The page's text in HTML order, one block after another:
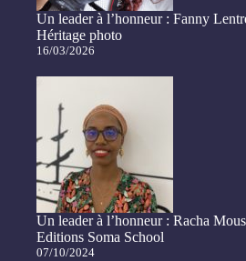
Un leader à l’honneur : Fanny
Héritage photo
16/03/2026
Un leader à l’honneur : Racha
Editions Soma School
07/10/2024